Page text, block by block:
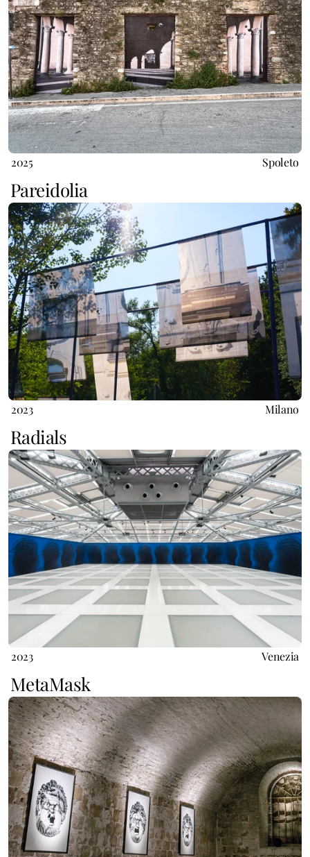
2025 Spoleto
Pareidolia
2023 Milano
Radials
2023 Venezia
MetaMask